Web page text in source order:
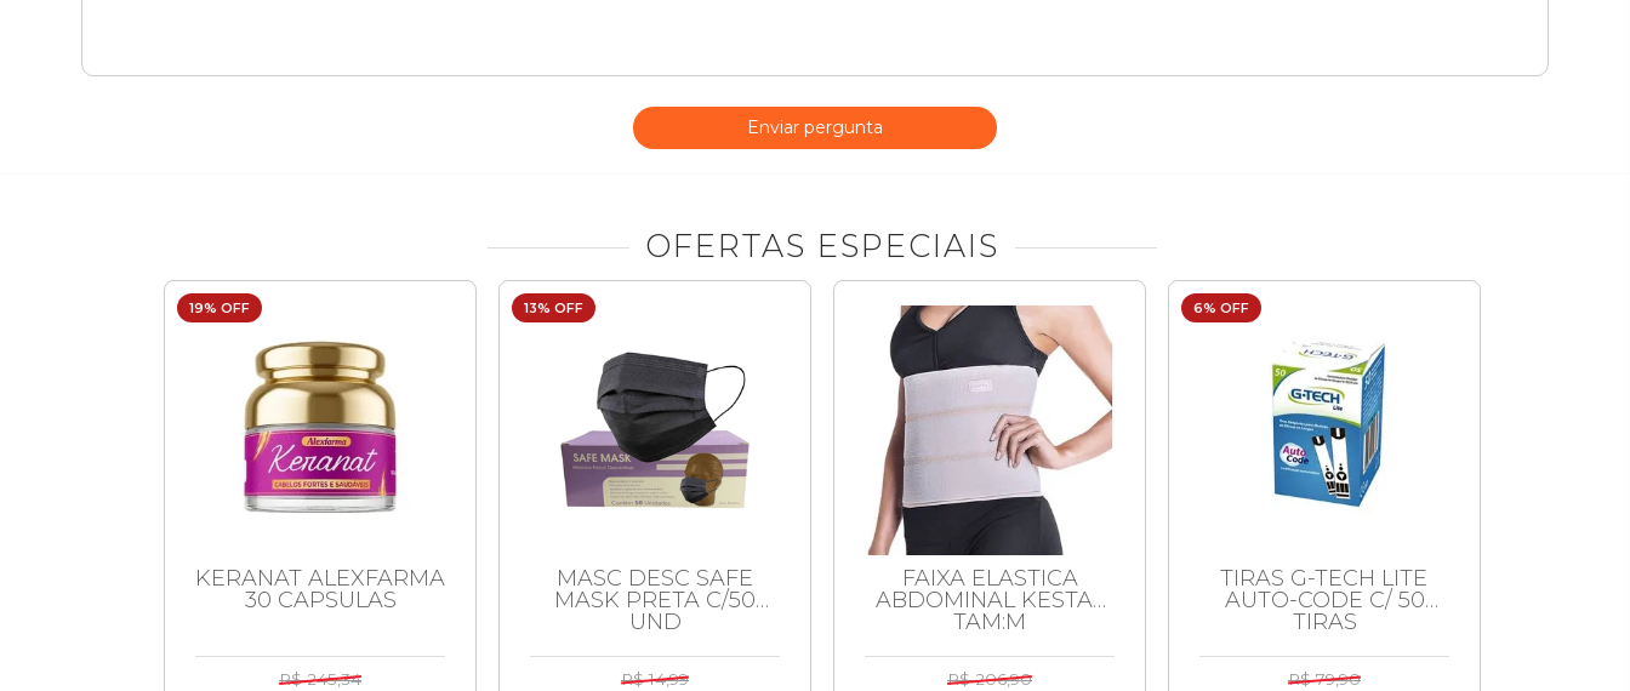
Enviar pergunta
OFERTAS ESPECIAIS
19% OFF
KERANAT ALEXFARMA
30 CAPSULAS
R$ 245,34
13% OFF
MASC DESC SAFE
MASK PRETA C/50
UND
R$ 14,99
FAIXA ELASTICA
ABDOMINAL KESTAL
TAM:M
R$ 206,90
6% OFF
TIRAS G-TECH LITE
AUTO-CODE C/ 50
TIRAS
R$ 79,90